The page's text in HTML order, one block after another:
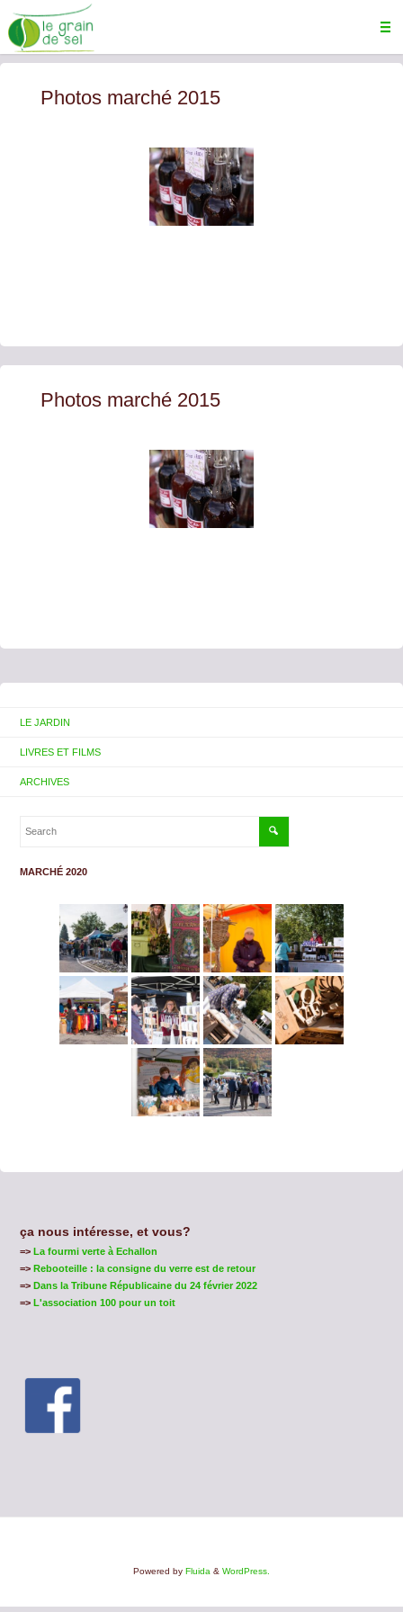
Photos marché 2015
Photos marché 2015
LE JARDIN
LIVRES ET FILMS
ARCHIVES
MARCHÉ 2020
ça nous intéresse, et vous?
=> La fourmi verte à Echallon
=> Rebooteille : la consigne du verre est de retour
=> Dans la Tribune Républicaine du 24 février 2022
=> L'association 100 pour un toit
Powered by Fluida & WordPress.